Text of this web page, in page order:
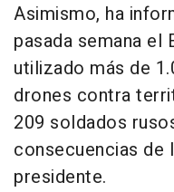
Asimismo, ha
pasada semana el
utilizado más de
drones contra
209 soldados
consecuencias de
presidente.